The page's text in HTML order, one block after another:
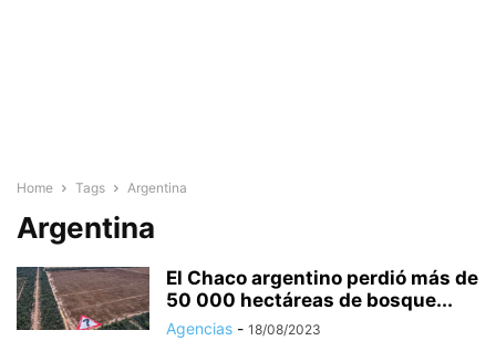
Home Tags Argentina
Argentina
El Chaco argentino perdió más de
50 000 hectáreas de bosque...
Agencias - 18/08/2023